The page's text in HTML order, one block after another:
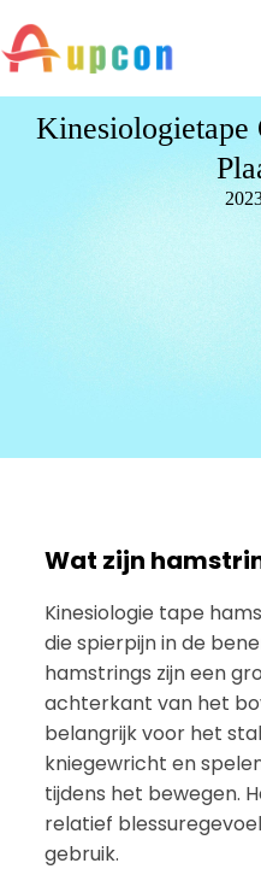
Wat zijn
Kinesiologie tape
die spierpijn in de
hamstrings zijn een
achterkant van het
belangrijk voor het
kniegewricht en
tijdens het bewegen.
relatief
gebruik.